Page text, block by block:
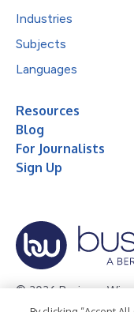
Industries
Subjects
Languages
Resources
Blog
For Journalists
Sign Up
© 2026 Business